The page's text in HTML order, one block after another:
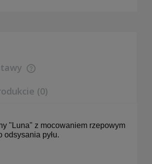
ewentualnych kosztów płatności
(0)
"Luna" z mocowaniem rzepowym
odsysania pyłu.